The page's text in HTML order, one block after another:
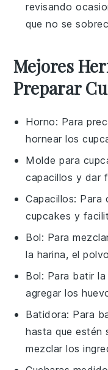
revisando
que no se
Mejores
Preparar
Horno: Para
hornear los
Molde para
capacillos y dar
Capacillos: Para
cupcakes y
Bol: Para
la harina, el
Bol: Para batir
agregar los
Batidora: Para
hasta que estén
mezclar los